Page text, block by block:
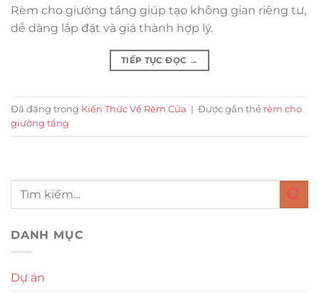
Rèm cho giường tầng giúp tạo không gian riêng tư,
dễ dàng lắp đặt và giá thành hợp lý.
TIẾP TỤC ĐỌC →
Đã đăng trong Kiến Thức Về Rèm Cửa | Được gắn thẻ rèm cho
giường tầng
DANH MỤC
Dự án